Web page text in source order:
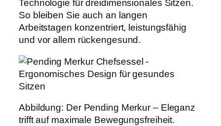
Technologie für dreidimensionales Sitzen.
So bleiben Sie auch an langen
Arbeitstagen konzentriert, leistungsfähig
und vor allem rückengesund.
Abbildung: Der Pending Merkur – Eleganz
trifft auf maximale Bewegungsfreiheit.